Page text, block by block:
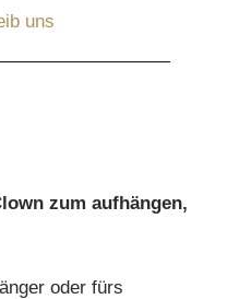
uns
zum aufhängen,
oder fürs